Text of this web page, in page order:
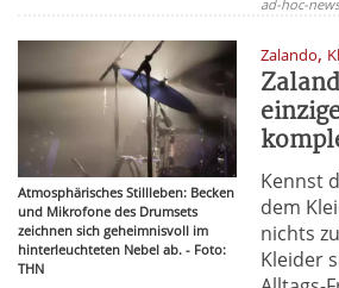
ad-hoc-
Atmosphärisches Stillleben: Becken
und Mikrofone des Drumsets
zeichnen sich geheimnisvoll im
hinterleuchteten Nebel ab. - Foto:
THN
Zalando,
Kennst
dem
nichts
Kleider